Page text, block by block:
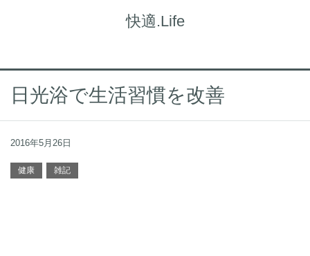
快適.Life
日光浴で生活習慣を改善
2016年5月26日
健康 雑記